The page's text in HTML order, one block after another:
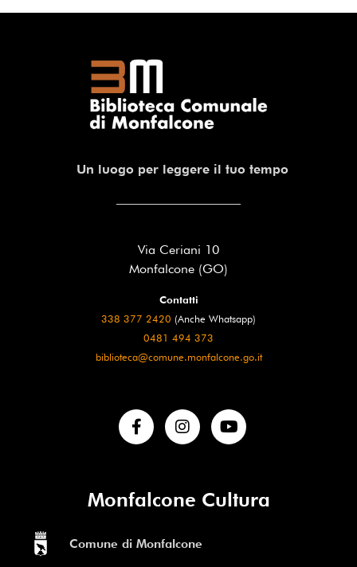
Un luogo per leggere il tuo tempo
Via Ceriani 10
Monfalcone (GO)
Contatti
338 377 2420 (Anche Whatsapp)
0481 494 373
biblioteca@comune.monfalcone.go.it
Monfalcone Cultura
Comune di Monfalcone